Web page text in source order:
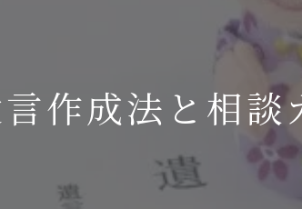
不動産
家族信託
作成法と相談